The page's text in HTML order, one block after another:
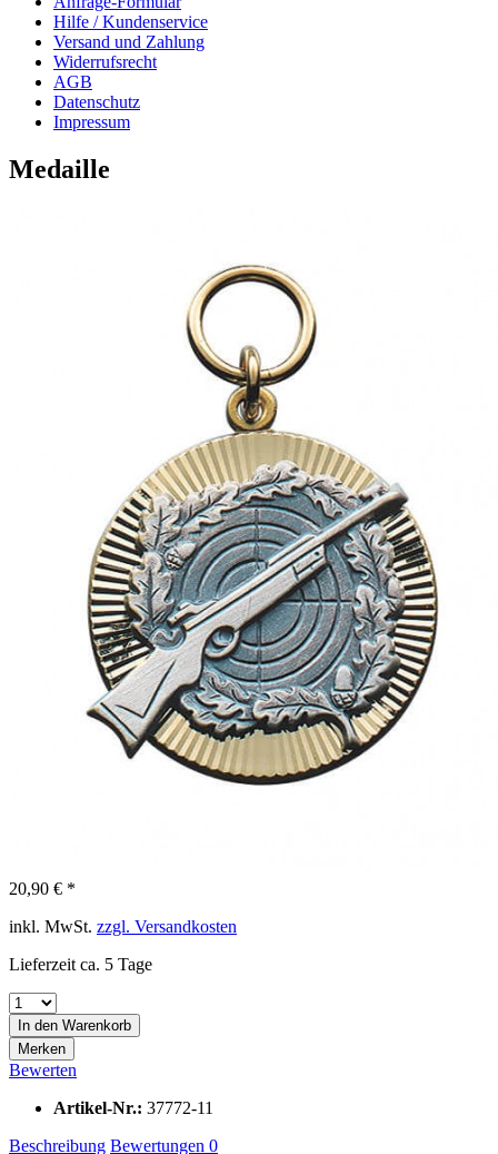
Hilfe / Kundenservice
Versand und Zahlung
Widerrufsrecht
AGB
Datenschutz
Impressum
Medaille
20,90 € *
inkl. MwSt. zzgl. Versandkosten
Lieferzeit ca. 5 Tage
In den Warenkorb
Merken
Bewerten
Artikel-Nr.: 37772-11
Beschreibung Bewertungen 0